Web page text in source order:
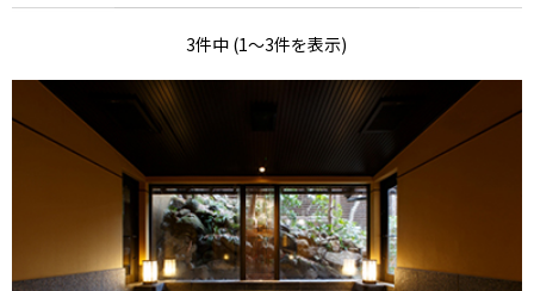
3件中 (1～3件を表示)